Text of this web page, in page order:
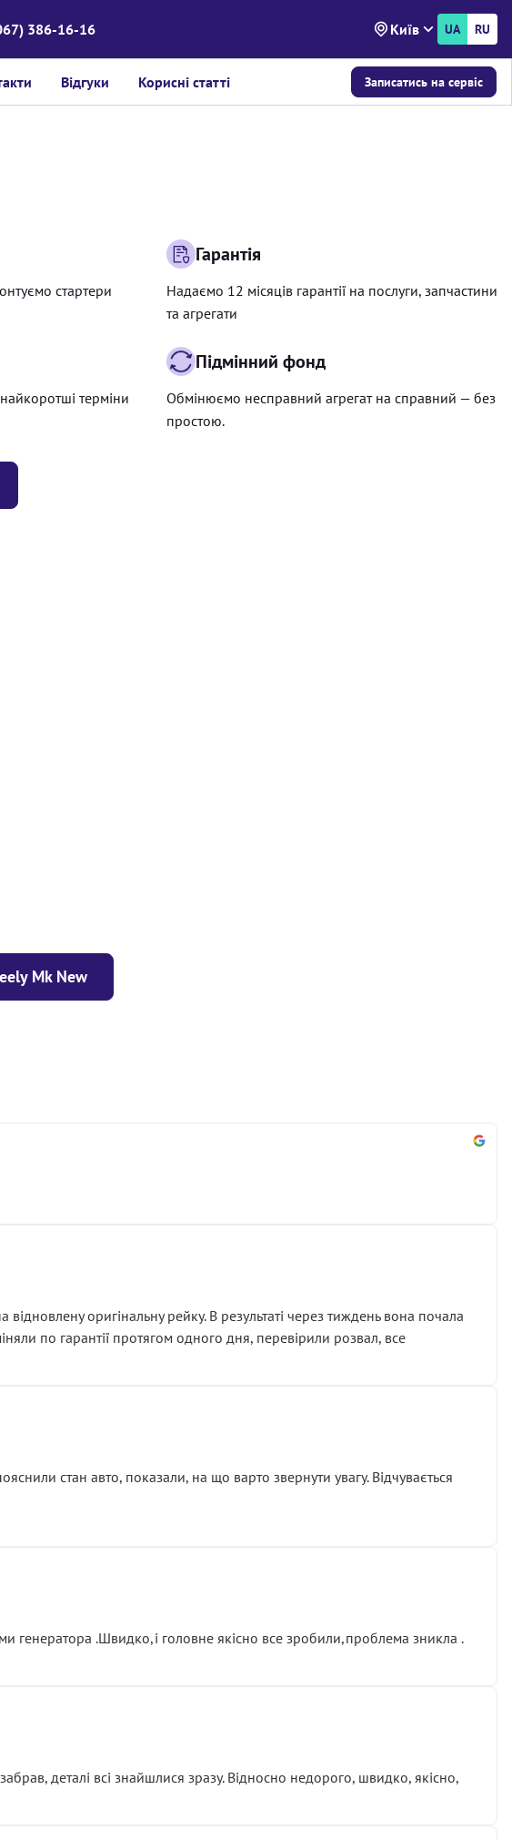
386-16-16 Київ UA RU
Відгуки Корисні статті Записатись на сервіс
стартери
Гарантія
Надаємо 12 місяців гарантії на послуги, запчастини
та агрегати
терміни
Підмінний фонд
Обмінюємо несправний агрегат на справний — без
простою.
Mk New
оригінальну рейку. В результаті через тиждень вона почала
по гарантії протягом одного дня, перевірили розвал, все
стан авто, показали, на що варто звернути увагу. Відчувається
генератора .Швидко,і головне якісно все зробили,проблема зникла .
деталі всі знайшлися зразу. Відносно недорого, швидко, якісно,